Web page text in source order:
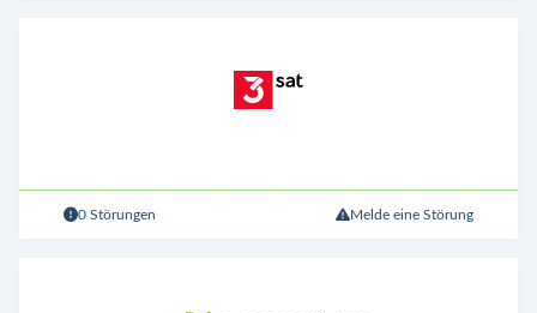
0 Störungen Melde eine Störung